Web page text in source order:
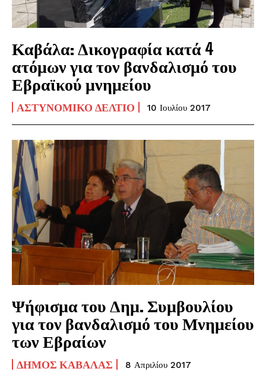
Καβάλα: Δικογραφία κατά 4
ατόμων για τον βανδαλισμό του
Εβραϊκού μνημείου
ΑΣΤΥΝΟΜΙΚΌ ΔΕΛΤΊΟ 10 Ιουλίου 2017
Ψήφισμα του Δημ. Συμβουλίου
για τον βανδαλισμό του Μνημείου
των Εβραίων
ΔΉΜΟΣ ΚΑΒΆΛΑΣ 8 Απριλίου 2017